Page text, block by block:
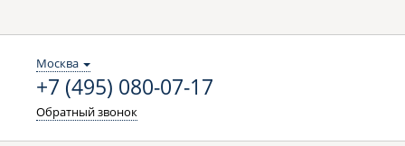
Москва
+7 (495) 080-07-17
Обратный звонок